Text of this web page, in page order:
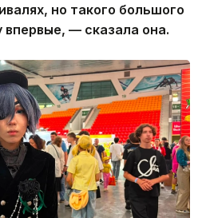
но такого большого
— сказала она.